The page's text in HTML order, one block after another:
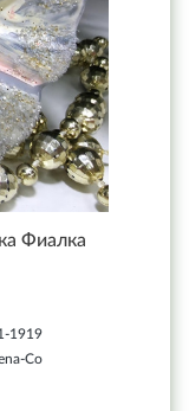
Фиалка
1919
Co